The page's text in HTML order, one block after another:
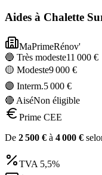
Aides à Chalette
MaPrimeRénov'
🔵 Très modeste11 000 €
🟡 Modeste9 000 €
🟣 Interm.5 000 €
🔴 AiséNon éligible
Prime CEE
De 2 500 € à 4 000 €
TVA 5,5%